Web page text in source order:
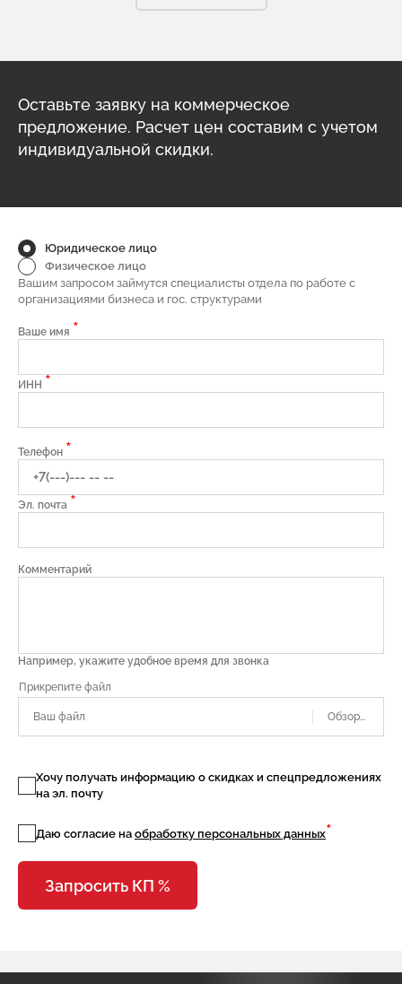
рекомендовать вашу компанию своим партнёрам.
Оставьте заявку на коммерческое
предложение. Расчет цен составим с учетом
индивидуальной скидки.
Юридическое лицо
Физическое лицо
Вашим запросом займутся специалисты отдела по работе с
организациями бизнеса и гос. структурами
Ваше имя *
ИНН *
Телефон *
Эл. почта *
Комментарий
Например, укажите удобное время для звонка
Ваш файл
Хочу получать информацию о скидках и спецпредложениях
на эл. почту
Даю согласие на обработку персональных данных*
Запросить КП %